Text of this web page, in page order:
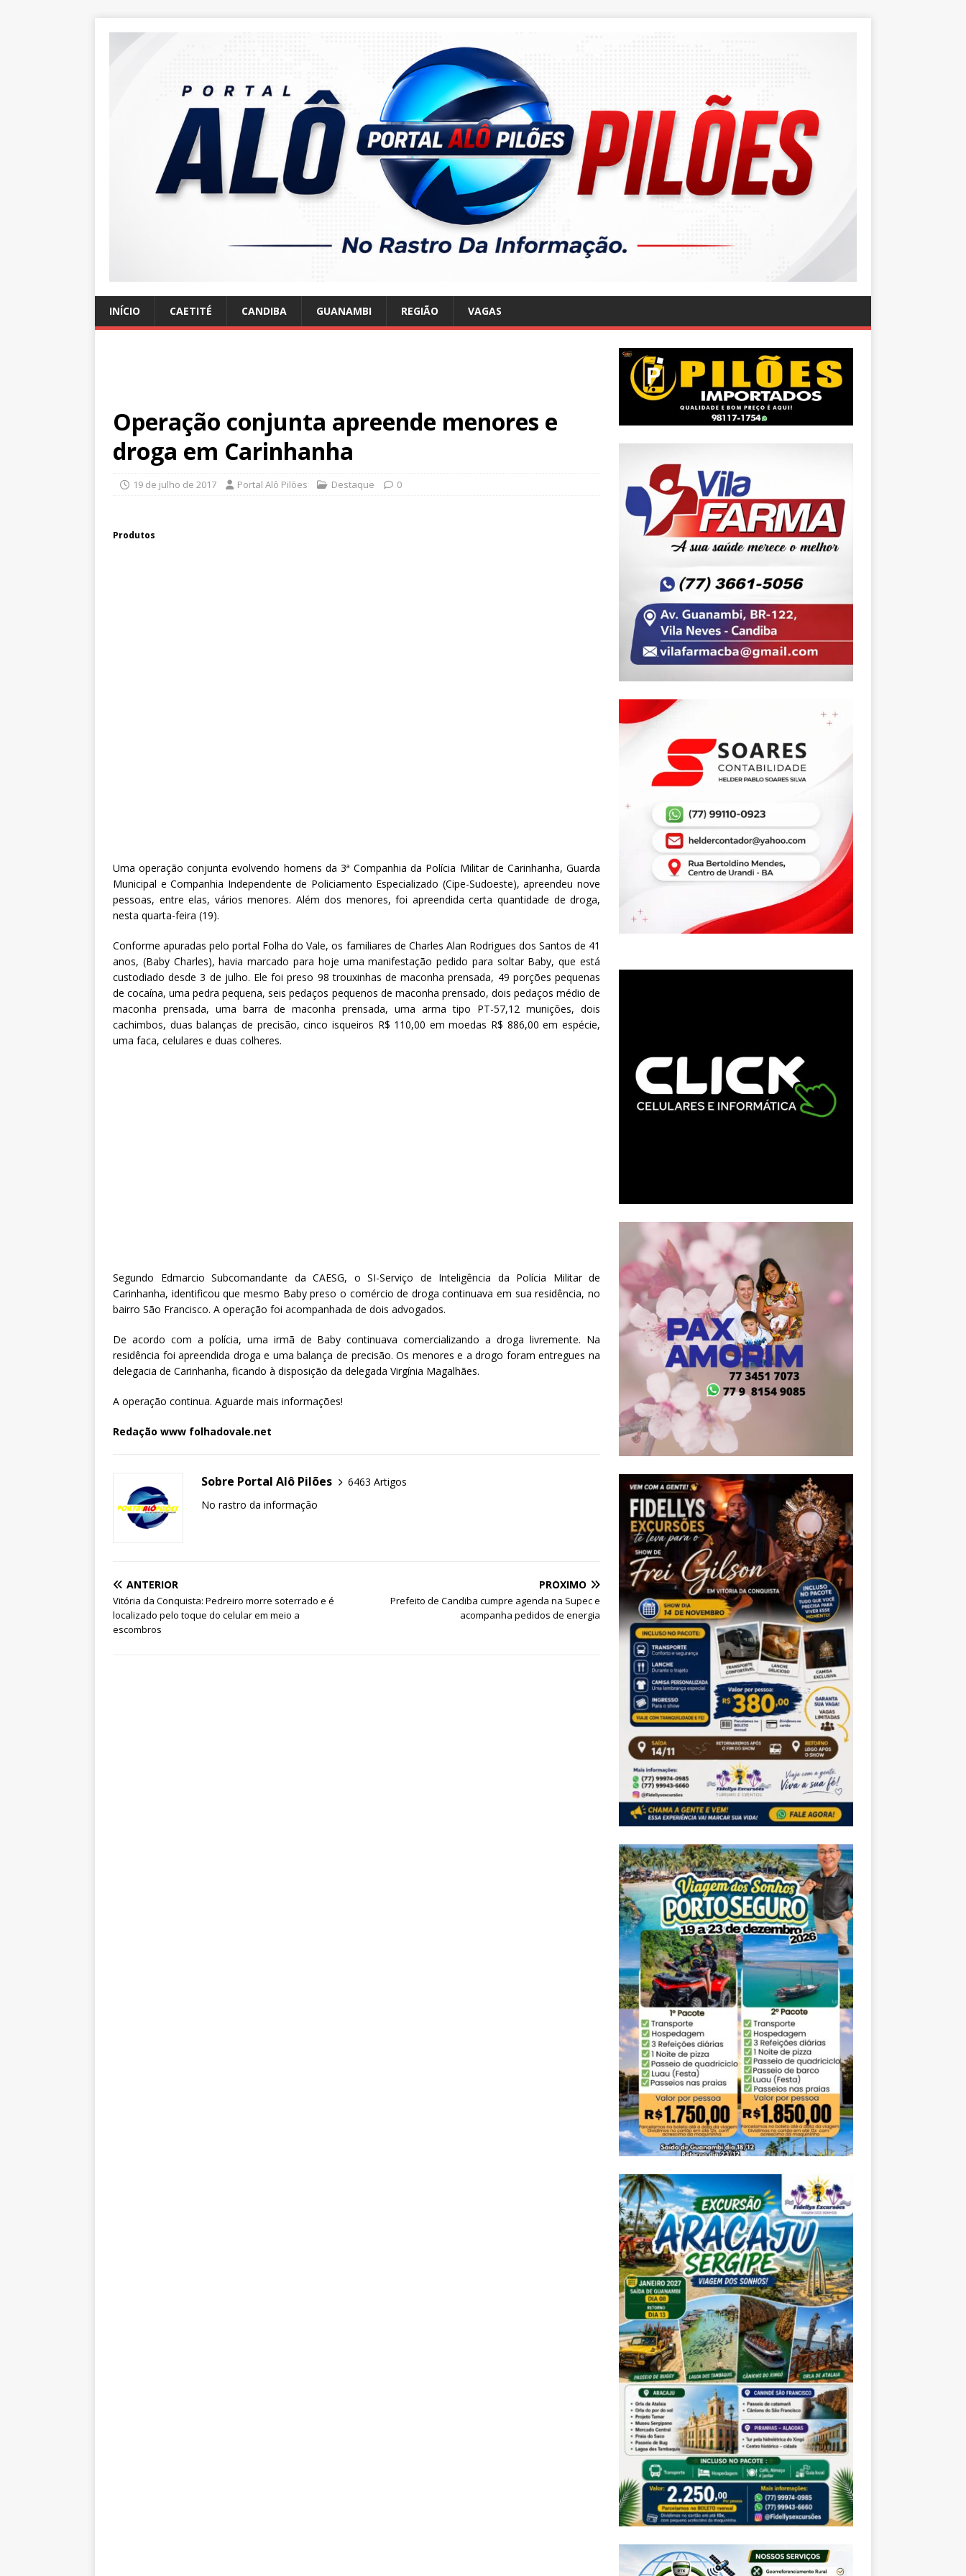
INÍCIO CAETITÉ CANDIBA GUANAMBI REGIÃO VAGAS
Operação conjunta apreende menores e
droga em Carinhanha
19 de julho de 2017 Portal Alô Pilões Destaque 0
Produtos
Uma operação conjunta evolvendo homens da 3ª Companhia da Polícia Militar de Carinhanha, Guarda
Municipal e Companhia Independente de Policiamento Especializado (Cipe-Sudoeste), apreendeu nove
pessoas, entre elas, vários menores. Além dos menores, foi apreendida certa quantidade de droga,
nesta quarta-feira (19).
Conforme apuradas pelo portal Folha do Vale, os familiares de Charles Alan Rodrigues dos Santos de 41
anos, (Baby Charles), havia marcado para hoje uma manifestação pedido para soltar Baby, que está
custodiado desde 3 de julho. Ele foi preso 98 trouxinhas de maconha prensada, 49 porções pequenas
de cocaína, uma pedra pequena, seis pedaços pequenos de maconha prensado, dois pedaços médio de
maconha prensada, uma barra de maconha prensada, uma arma tipo PT-57,12 munições, dois
cachimbos, duas balanças de precisão, cinco isqueiros R$ 110,00 em moedas R$ 886,00 em espécie,
uma faca, celulares e duas colheres.
Segundo Edmarcio Subcomandante da CAESG, o SI-Serviço de Inteligência da Polícia Militar de
Carinhanha, identificou que mesmo Baby preso o comércio de droga continuava em sua residência, no
bairro São Francisco. A operação foi acompanhada de dois advogados.
De acordo com a polícia, uma irmã de Baby continuava comercializando a droga livremente. Na
residência foi apreendida droga e uma balança de precisão. Os menores e a drogo foram entregues na
delegacia de Carinhanha, ficando à disposição da delegada Virgínia Magalhães.
A operação continua. Aguarde mais informações!
Redação www folhadovale.net
Sobre Portal Alô Pilões
6463 Artigos
No rastro da informação
ANTERIOR
Vitória da Conquista: Pedreiro morre soterrado e é
localizado pelo toque do celular em meio a
escombros
PRÓXIMO
Prefeito de Candiba cumpre agenda na Supec e
acompanha pedidos de energia